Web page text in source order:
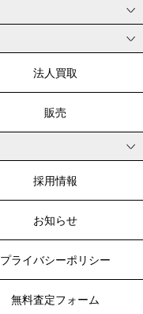
法人買取
販売
採用情報
お知らせ
プライバシーポリシー
無料査定フォーム